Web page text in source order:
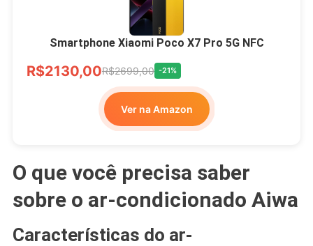
Smartphone Xiaomi Poco X7 Pro 5G NFC
R$2130,00R$2699,00 -21%
Ver na Amazon
O que você precisa saber
sobre o ar-condicionado Aiwa
Características do ar-